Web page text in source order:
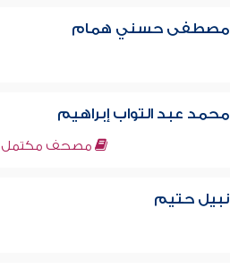
مصطفى حسني همام
محمد عبد التواب إبراهيم
مصحف مكتمل
نبيل حتيم